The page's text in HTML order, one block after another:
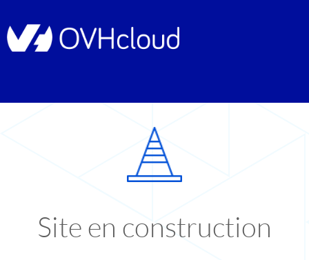
Site en construction